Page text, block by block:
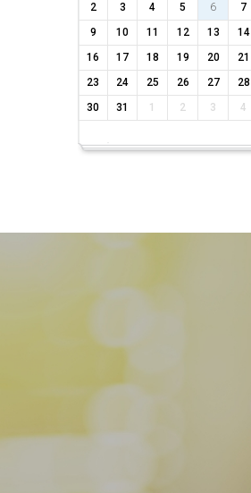
2
3 4 5 6 7
9
10 11 12 13 14
16
17 18 19 20 21
23
24 25 26 27 28
30
31 1 2 3 4